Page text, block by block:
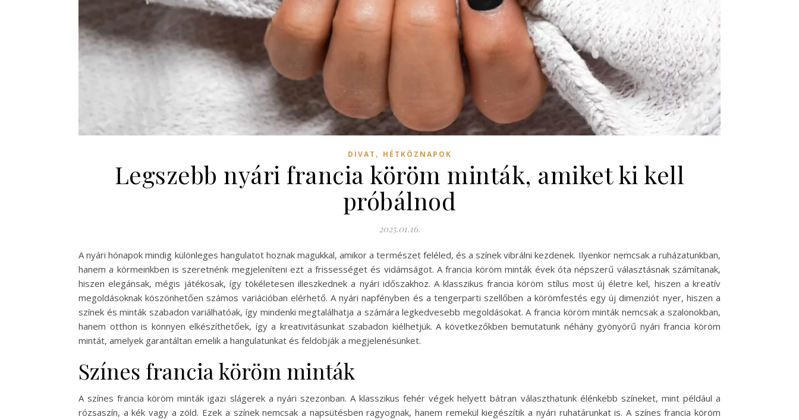
DIVAT , HÉTKÖZNAPOK
Legszebb nyári francia köröm minták, amiket ki kell
próbálnod
2025.01.16.
A nyári hónapok mindig különleges hangulatot hoznak magukkal, amikor a természet feléled, és a színek vibrálni kezdenek. Ilyenkor nemcsak a ruházatunkban,
hanem a körmeinkben is szeretnénk megjeleníteni ezt a frissességet és vidámságot. A francia köröm minták évek óta népszerű választásnak számítanak,
hiszen elegánsak, mégis játékosak, így tökéletesen illeszkednek a nyári időszakhoz. A klasszikus francia köröm stílus most új életre kel, hiszen a kreatív
megoldásoknak köszönhetően számos variációban elérhető. A nyári napfényben és a tengerparti szellőben a körömfestés egy új dimenziót nyer, hiszen a
színek és minták szabadon variálhatóak, így mindenki megtalálhatja a számára legkedvesebb megoldásokat. A francia köröm minták nemcsak a szalonokban,
hanem otthon is könnyen elkészíthetőek, így a kreativitásunkat szabadon kiélhetjük. A következőkben bemutatunk néhány gyönyörű nyári francia köröm
mintát, amelyek garantáltan emelik a hangulatunkat és feldobják a megjelenésünket.
Színes francia köröm minták
A színes francia köröm minták igazi slágerek a nyári szezonban. A klasszikus fehér végek helyett bátran választhatunk élénkebb színeket, mint például a
rózsaszín, a kék vagy a zöld. Ezek a színek nemcsak a napsütésben ragyognak, hanem remekül kiegészítik a nyári ruhatárunkat is. A színes francia köröm